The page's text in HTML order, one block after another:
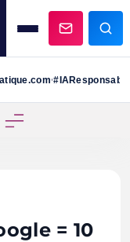
•#IAResponsable
= 10